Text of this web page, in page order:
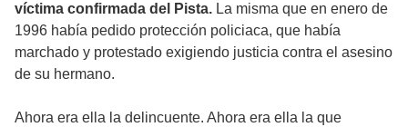
víctima confirmada del Pista. La misma que en enero de
1996 había pedido protección policiaca, que había
marchado y protestado exigiendo justicia contra el asesino
de su hermano.
Ahora era ella la delincuente. Ahora era ella la que